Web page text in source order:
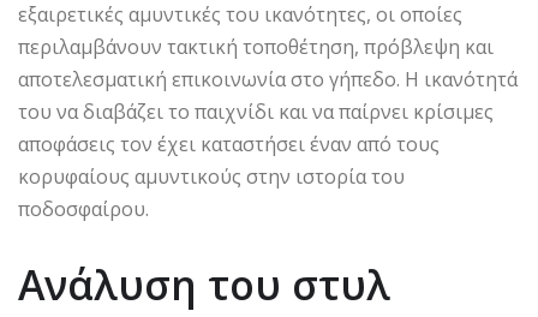
εξαιρετικές αμυντικές του ικανότητες, οι οποίες
περιλαμβάνουν τακτική τοποθέτηση, πρόβλεψη και
αποτελεσματική επικοινωνία στο γήπεδο. Η ικανότητά
του να διαβάζει το παιχνίδι και να παίρνει κρίσιμες
αποφάσεις τον έχει καταστήσει έναν από τους
κορυφαίους αμυντικούς στην ιστορία του
ποδοσφαίρου.
Ανάλυση του στυλ